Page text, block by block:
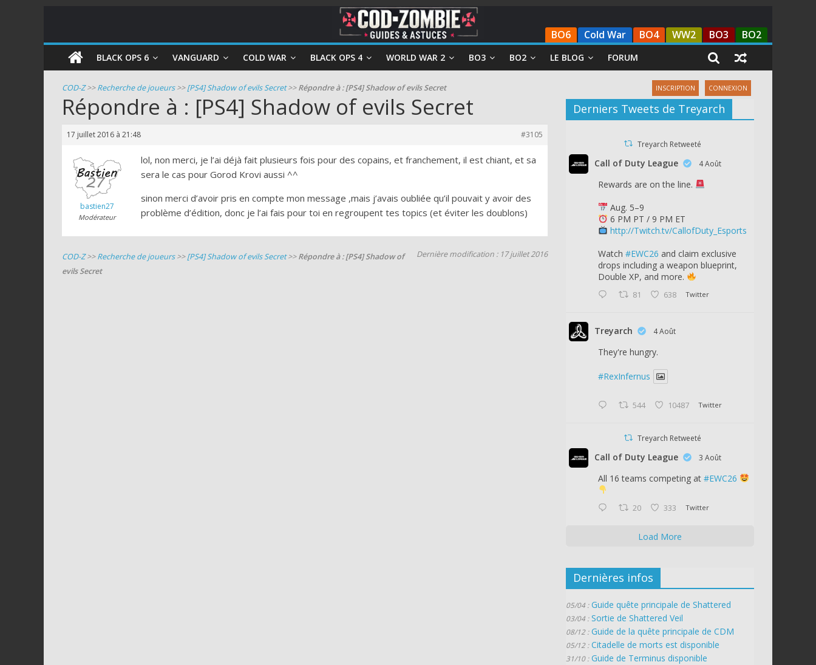
COD
Zombie
Guides
astuces
pour
mode
zombie
Duty
BO6 Cold War BO4 WW2 BO3 BO2
BLACK OPS 6 VANGUARD COLD WAR BLACK OPS 4 WORLD WAR 2 BO3 BO2 LE BLOG FORUM
INSCRIPTION CONNEXION
COD-Z>>Recherche de joueurs>>[PS4] Shadow of evils Secret>>Répondre à : [PS4] Shadow of evils Secret
Répondre à : [PS4] Shadow of evils Secret
17 juillet 2016 à 21:48 #3105
bastien27
Modérateur
lol, non merci, je l’ai déjà fait plusieurs fois pour des copains, et franchement, il est chiant, et sa
sera le cas pour Gorod Krovi aussi ^^
sinon merci d’avoir pris en compte mon message ,mais j’avais oubliée qu’il pouvait y avoir des
problème d’édition, donc je l’ai fais pour toi en regroupent tes topics (et éviter les doublons)
Dernière modification : 17 juillet 2016
COD-Z>>Recherche de joueurs>>[PS4] Shadow of evils Secret>>Répondre à : [PS4] Shadow of
evils Secret
Derniers Tweets de Treyarch
Treyarch Retweeté
Call of Duty League 4 Août
Rewards are on the line.
Aug. 5–9
6 PM PT / 9 PM ET
http://Twitch.tv/CallofDuty_Esports
Watch #EWC26 and claim exclusive
drops including a weapon blueprint,
Double XP, and more.
81 638 Twitter
Treyarch 4 Août
They're hungry.
#RexInfernus
544 10487 Twitter
Treyarch Retweeté
Call of Duty League 3 Août
All 16 teams competing at #EWC26
20 333 Twitter
Load More
Dernières infos
05/04 : Guide quête principale de Shattered
03/04 : Sortie de Shattered Veil
08/12 : Guide de la quête principale de CDM
05/12 : Citadelle de morts est disponible
31/10 : Guide de Terminus disponible